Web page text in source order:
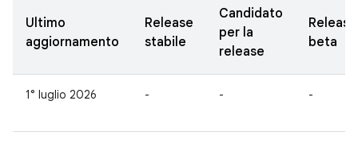
Ultimo
aggiornamento
Release
stabile
Candidato
per la
release
Release
beta
1° luglio 2026 - - -